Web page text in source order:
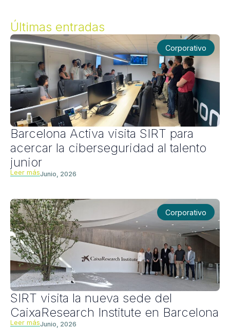
Últimas entradas
Corporativo
Barcelona Activa visita SIRT para
acercar la ciberseguridad al talento
junior
Leer másJunio, 2026
Corporativo
SIRT visita la nueva sede del
CaixaResearch Institute en Barcelona
Leer másJunio, 2026